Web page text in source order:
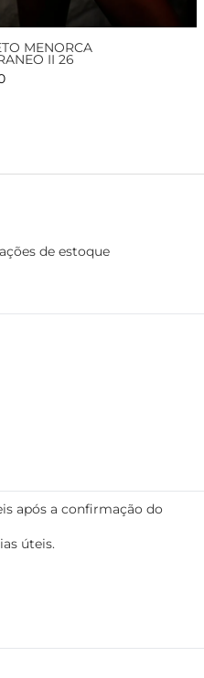
MENORCA
II 26
de estoque
após a confirmação do
úteis.